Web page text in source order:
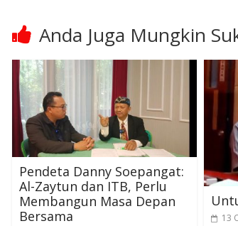
Anda Juga Mungkin
Pendeta Danny Soepangat:
Al-Zaytun dan ITB, Perlu
Membangun Masa Depan
Bersama
13